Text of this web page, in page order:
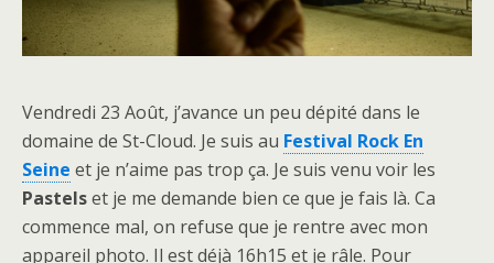
Vendredi 23 Août, j’avance un peu dépité dans le
domaine de St-Cloud. Je suis au Festival Rock En
Seine et je n’aime pas trop ça. Je suis venu voir les
Pastelset je me demande bien ce que je fais là. Ca
commence mal, on refuse que je rentre avec mon
appareil photo. Il est déjà 16h15 et je râle. Pour